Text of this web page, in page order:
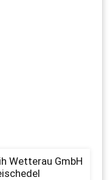
Wetterau GmbH